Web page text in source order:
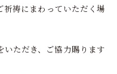
祈祷にまわっていただく場
ただき、ご協力賜ります